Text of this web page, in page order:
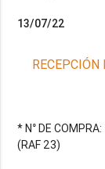
13/07/22
* N° DE
(RAF 23)